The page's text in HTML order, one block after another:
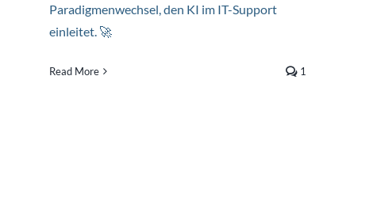
Paradigmenwechsel, den KI im IT-Support
einleitet. 🚀
Read More 1